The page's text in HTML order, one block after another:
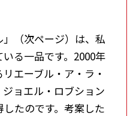
」（次ページ）は、私
る一品です。2000年
エーブル・ア・ラ・
ョエル・ロブション
たのです。考案した